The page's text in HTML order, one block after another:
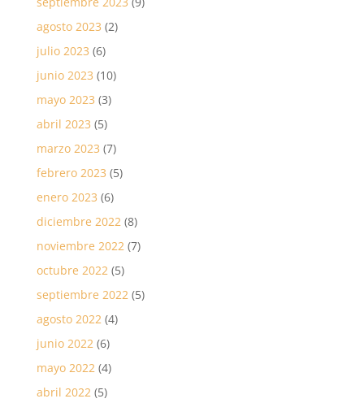
agosto 2023 (2)
julio 2023 (6)
junio 2023 (10)
mayo 2023 (3)
abril 2023 (5)
marzo 2023 (7)
febrero 2023 (5)
enero 2023 (6)
diciembre 2022 (8)
noviembre 2022 (7)
octubre 2022 (5)
septiembre 2022 (5)
agosto 2022 (4)
junio 2022 (6)
mayo 2022 (4)
abril 2022 (5)